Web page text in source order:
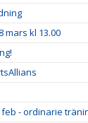
mars kl 13.00
feb - ordinarie